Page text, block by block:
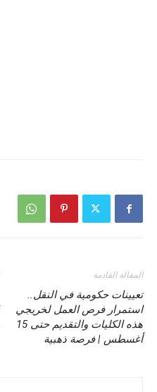
المقالة القادمة
تعيينات حكومية في النقل..
استمرار فرص العمل لخريجي
هذه الكليات والتقديم حتى 15
أغسطس | فرصة ذهبية